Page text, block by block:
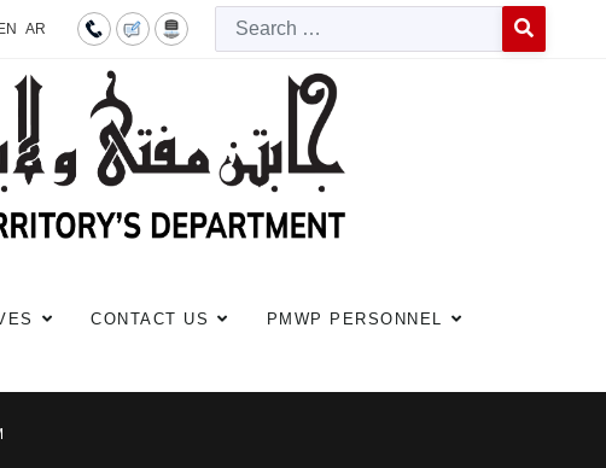
EN AR
CONTACT US PMWP PERSONNEL